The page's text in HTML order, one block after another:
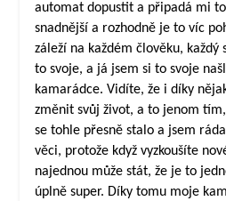
automat dopustit a připadá mi
snadnější a rozhodně je to víc
záleží na každém člověku, každý
to svoje, a já jsem si to svoje
kamarádce. Vidíte, že i díky
změnit svůj život, a to jenom
se tohle přesně stalo a jsem
věci, protože když vyzkoušíte
najednou může stát, že je to
úplně super. Díky tomu moje